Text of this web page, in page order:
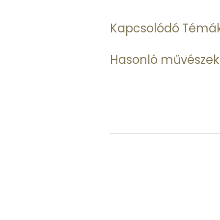
Kapcsolódó
Hasonló művészek